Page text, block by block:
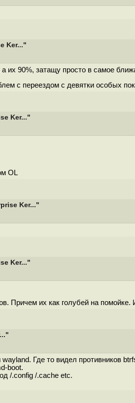
Ker..."
их 90%, затащу просто в самое
с переездом с девятки особых
Ker..."
OL
Ker..."
Ker..."
Причем их как голубей на
Где то видел противников
boot.
/.config /.cache etc.